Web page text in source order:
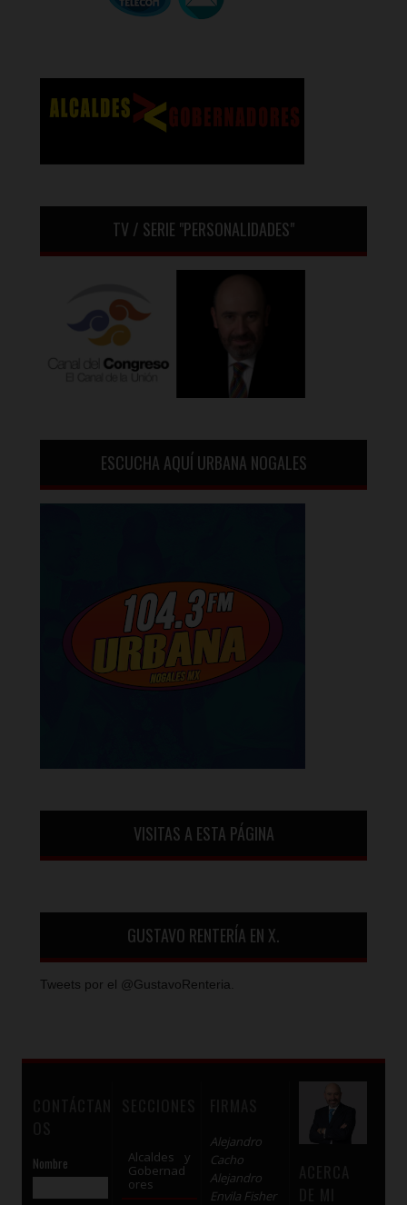
TV / SERIE "PERSONALIDADES"
ESCUCHA AQUÍ URBANA NOGALES
VISITAS A ESTA PÁGINA
GUSTAVO RENTERÍA EN X.
Tweets por el @GustavoRenteria.
Nombre
Alcaldes y
Gobernad
ores
Alejandro
Cacho
Alejandro
Envila Fisher